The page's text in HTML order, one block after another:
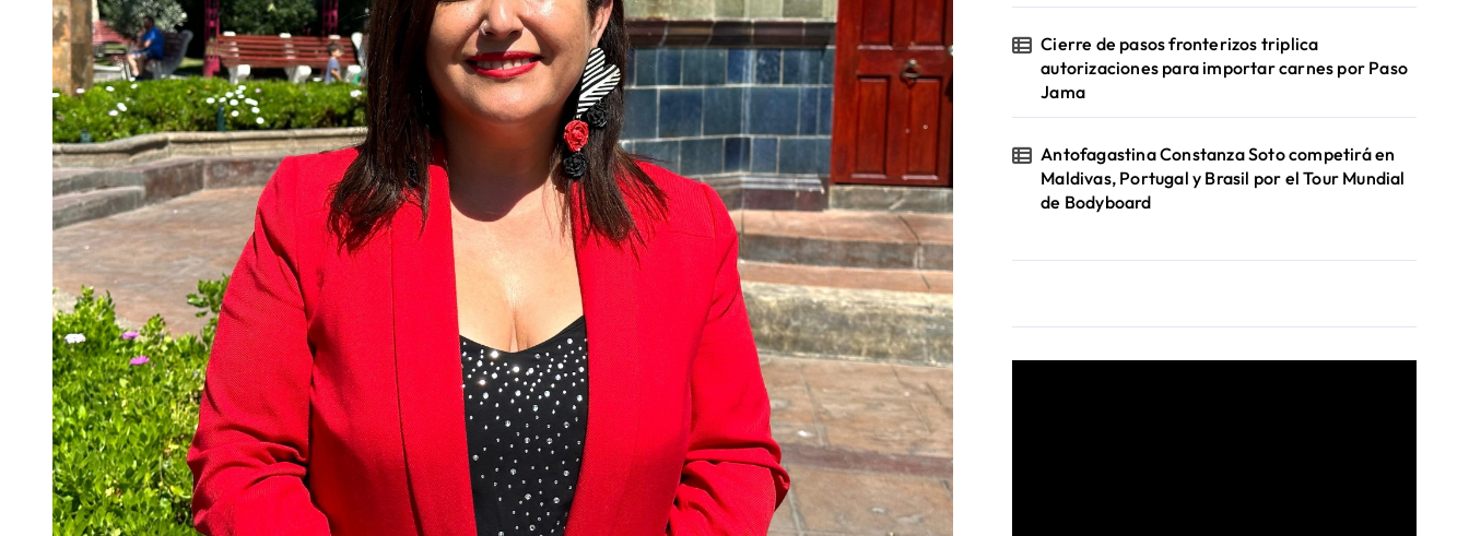
Cierre de pasos fronterizos triplica
autorizaciones para importar carnes por Paso
Jama
Antofagastina Constanza Soto competirá en
Maldivas, Portugal y Brasil por el Tour Mundial
de Bodyboard